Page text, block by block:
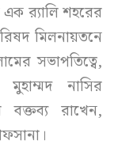
র‌্যালি শহরের
মিলনায়তনে
সভাপতিত্বে,
নাসির
বক্তব্য রাখেন,